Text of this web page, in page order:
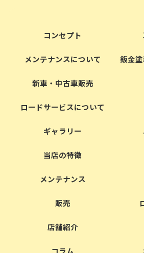
コンセプト
メンテナンスについて 鈑金
新車・中古車販売
ロードサービスについて
ギャラリー
当店の特徴
メンテナンス
販売
店舗紹介
コラム